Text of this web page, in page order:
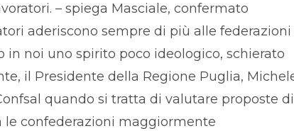
– spiega Masciale, confermato
aderiscono sempre di più alle federazioni
noi uno spirito poco ideologico, schierato
il Presidente della Regione Puglia,
quando si tratta di valutare proposte di
confederazioni maggiormente